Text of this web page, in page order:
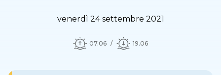
venerdì 24 settembre 2021
07.06 19.06